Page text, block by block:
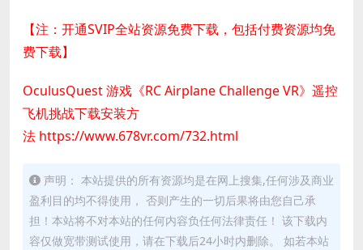
【注：开通SVIP全站资源免费下载，包括付费资源均免
费下载】
OculusQuest 游戏《RC Airplane Challenge VR》遥控
飞机挑战下载安装方
法 https://www.678vr.com/732.html
声明： 本站提供的所有资源均是在网上搜集,任何涉及商业
盈利目的均不得使用， 否则产生的一切后果将由您自己承
担！本站将不对本站的任何内容负任何法律责任！ 该下载内
容仅做宽带测试使用，请在下载后24小时内删除。 如若本站